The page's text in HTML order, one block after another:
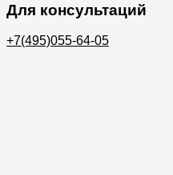
Для консультаций
+7(495)055-64-05